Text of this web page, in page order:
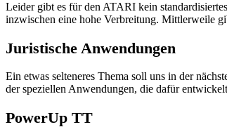
Leider gibt es für den ATARI kein
inzwischen eine hohe Verbreitung. Mittlerweile
Juristische Anwendungen
Ein etwas selteneres Thema soll uns in der
der speziellen Anwendungen, die dafür
PowerUp TT